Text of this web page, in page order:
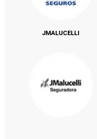
JMALUCELLI